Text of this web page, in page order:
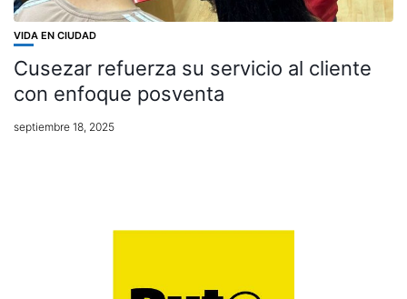
VIDA EN CIUDAD
Cusezar refuerza su servicio al cliente
con enfoque posventa
septiembre 18, 2025